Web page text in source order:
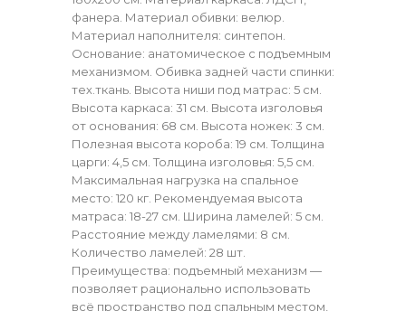
фанера. Материал обивки: велюр.
Материал наполнителя: синтепон.
Основание: анатомическое с подъемным
механизмом. Обивка задней части спинки:
тех.ткань. Высота ниши под матрас: 5 см.
Высота каркаса: 31 см. Высота изголовья
от основания: 68 см. Высота ножек: 3 см.
Полезная высота короба: 19 см. Толщина
царги: 4,5 см. Толщина изголовья: 5,5 см.
Максимальная нагрузка на спальное
место: 120 кг. Рекомендуемая высота
матраса: 18-27 см. Ширина ламелей: 5 см.
Расстояние между ламелями: 8 см.
Количество ламелей: 28 шт.
Преимущества: подъемный механизм —
позволяет рационально использовать
всё пространство под спальным местом,